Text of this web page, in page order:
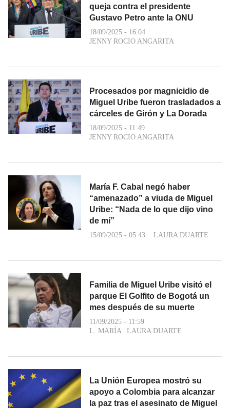
queja contra el presidente
Gustavo Petro ante la ONU
18/09/2025 - 16:04
JENNY ROCIO ANGARITA
Procesados por magnicidio de
Miguel Uribe fueron trasladados a
cárceles de Girón y La Dorada
18/09/2025 - 11:49
JENNY ROCIO ANGARITA
María F. Cabal negó haber
“amenazado” a viuda de Miguel
Uribe: “Nada de lo que dijo vino
de mí”
15/09/2025 - 05:43 LAURA DUARTE
Familia de Miguel Uribe visitó el
parque El Golfito de Bogotá un
mes después de su muerte
11/09/2025 - 11:59
L. MARÍA | LAURA DUARTE
La Unión Europea mostró su
apoyo a Colombia para alcanzar
la paz tras el asesinato de Miguel